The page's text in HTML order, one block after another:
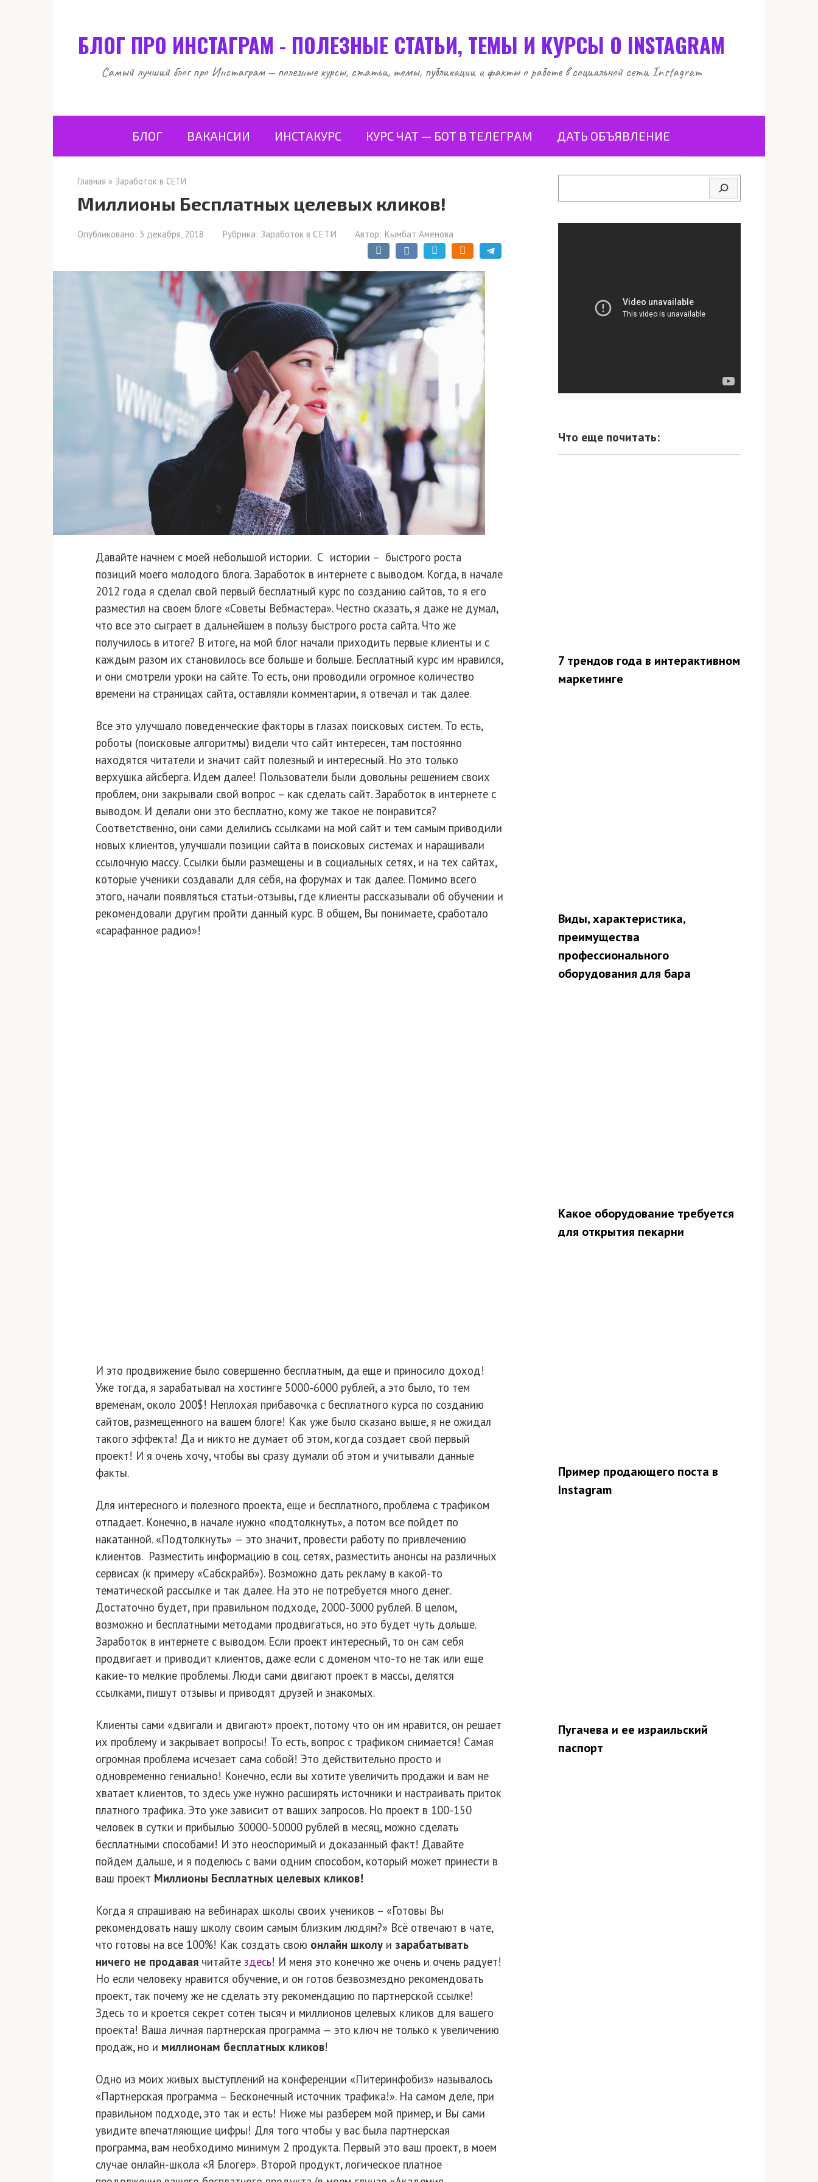
БЛОГ ПРО ИНСТАГРАМ - ПОЛЕЗНЫЕ СТАТЬИ, ТЕМЫ И КУРСЫ О INSTAGRAM
Самый лучший блог про Инстаграм — полезные курсы, статьи, темы, публикации и факты о работе в социальной сети Instagram
БЛОГ ВАКАНСИИ ИНСТАКУРС КУРС ЧАТ — БОТ В ТЕЛЕГРАМ ДАТЬ ОБЪЯВЛЕНИЕ
Главная » Заработок в СЕТИ
Миллионы Бесплатных целевых кликов!
Опубликовано: 3 декабря, 2018 Рубрика: Заработок в СЕТИ Автор: Кымбат Аменова
Давайте начнем с моей небольшой истории. С истории – быстрого роста
позиций моего молодого блога. Заработок в интернете с выводом. Когда, в начале
2012 года я сделал свой первый бесплатный курс по созданию сайтов, то я его
разместил на своем блоге «Советы Вебмастера». Честно сказать, я даже не думал,
что все это сыграет в дальнейшем в пользу быстрого роста сайта. Что же
получилось в итоге? В итоге, на мой блог начали приходить первые клиенты и с
каждым разом их становилось все больше и больше. Бесплатный курс им нравился,
и они смотрели уроки на сайте. То есть, они проводили огромное количество
времени на страницах сайта, оставляли комментарии, я отвечал и так далее.
Все это улучшало поведенческие факторы в глазах поисковых систем. То есть,
роботы (поисковые алгоритмы) видели что сайт интересен, там постоянно
находятся читатели и значит сайт полезный и интересный. Но это только
верхушка айсберга. Идем далее! Пользователи были довольны решением своих
проблем, они закрывали свой вопрос – как сделать сайт. Заработок в интернете с
выводом. И делали они это бесплатно, кому же такое не понравится?
Соответственно, они сами делились ссылками на мой сайт и тем самым приводили
новых клиентов, улучшали позиции сайта в поисковых системах и наращивали
ссылочную массу. Ссылки были размещены и в социальных сетях, и на тех сайтах,
которые ученики создавали для себя, на форумах и так далее. Помимо всего
этого, начали появляться статьи-отзывы, где клиенты рассказывали об обучении и
рекомендовали другим пройти данный курс. В общем, Вы понимаете, сработало
«сарафанное радио»!
И это продвижение было совершенно бесплатным, да еще и приносило доход!
Уже тогда, я зарабатывал на хостинге 5000-6000 рублей, а это было, то тем
временам, около 200$! Неплохая прибавочка с бесплатного курса по созданию
сайтов, размещенного на вашем блоге! Как уже было сказано выше, я не ожидал
такого эффекта! Да и никто не думает об этом, когда создает свой первый
проект! И я очень хочу, чтобы вы сразу думали об этом и учитывали данные
факты.
Для интересного и полезного проекта, еще и бесплатного, проблема с трафиком
отпадает. Конечно, в начале нужно «подтолкнуть», а потом все пойдет по
накатанной. «Подтолкнуть» — это значит, провести работу по привлечению
клиентов. Разместить информацию в соц. сетях, разместить анонсы на различных
сервисах (к примеру «Сабскрайб»). Возможно дать рекламу в какой-то
тематической рассылке и так далее. На это не потребуется много денег.
Достаточно будет, при правильном подходе, 2000-3000 рублей. В целом,
возможно и бесплатными методами продвигаться, но это будет чуть дольше.
Заработок в интернете с выводом. Если проект интересный, то он сам себя
продвигает и приводит клиентов, даже если с доменом что-то не так или еще
какие-то мелкие проблемы. Люди сами двигают проект в массы, делятся
ссылками, пишут отзывы и приводят друзей и знакомых.
Клиенты сами «двигали и двигают» проект, потому что он им нравится, он решает
их проблему и закрывает вопросы! То есть, вопрос с трафиком снимается! Самая
огромная проблема исчезает сама собой! Это действительно просто и
одновременно гениально! Конечно, если вы хотите увеличить продажи и вам не
хватает клиентов, то здесь уже нужно расширять источники и настраивать приток
платного трафика. Это уже зависит от ваших запросов. Но проект в 100-150
человек в сутки и прибылью 30000-50000 рублей в месяц, можно сделать
бесплатными способами! И это неоспоримый и доказанный факт! Давайте
пойдем дальше, и я поделюсь с вами одним способом, который может принести в
ваш проект Миллионы Бесплатных целевых кликов!
Когда я спрашиваю на вебинарах школы своих учеников – «Готовы Вы
рекомендовать нашу школу своим самым близким людям?» Всё отвечают в чате,
что готовы на все 100%! Как создать свою онлайн школу и зарабатывать
ничего не продавая читайте здесь! И меня это конечно же очень и очень радует!
Но если человеку нравится обучение, и он готов безвозмездно рекомендовать
проект, так почему же не сделать эту рекомендацию по партнерской ссылке!
Здесь то и кроется секрет сотен тысяч и миллионов целевых кликов для вашего
проекта! Ваша личная партнерская программа — это ключ не только к увеличению
продаж, но и миллионам бесплатных кликов!
Одно из моих живых выступлений на конференции «Питеринфобиз» называлось
«Партнерская программа – Бесконечный источник трафика!». На самом деле, при
правильном подходе, это так и есть! Ниже мы разберем мой пример, и Вы сами
увидите впечатляющие цифры! Для того чтобы у вас была партнерская
программа, вам необходимо минимум 2 продукта. Первый это ваш проект, в моем
случае онлайн-школа «Я Блогер». Второй продукт, логическое платное
Что еще почитать:
7 трендов года в интерактивном
маркетинге
Виды, характеристика,
преимущества
профессионального
оборудования для бара
Какое оборудование требуется
для открытия пекарни
Пример продающего поста в
Instagram
Пугачева и ее израильский
паспорт